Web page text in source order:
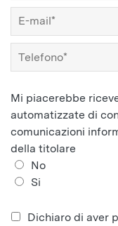
Mi piacerebbe
automatizzate di
comunicazioni
della titolare
No
Si
Dichiaro di aver